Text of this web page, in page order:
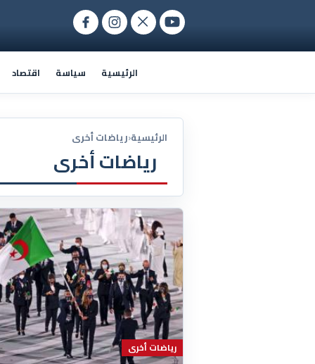
الرئيسية سياسة اقتصاد
الرئيسية‹رياضات أخرى
رياضات أخرى
رياضات أخرى